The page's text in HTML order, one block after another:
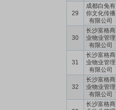
29
成都白兔有
你文化传播
有限公司
30
长沙富格商
业物业管理
有限公司
31
长沙富格商
业物业管理
有限公司
32
长沙富格商
业物业管理
有限公司
长沙富格商